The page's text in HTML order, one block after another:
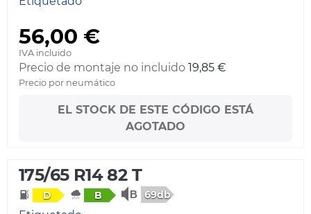
56,00 €
IVA incluido
Precio de montaje no incluido 19,85 €
Precio por neumático
EL STOCK DE ESTE CÓDIGO ESTÁ
AGOTADO
175/65 R14 82 T
D B 69db